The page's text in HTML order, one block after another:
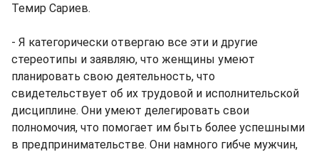
Темир Сариев.
- Я категорически отвергаю все эти и другие
стереотипы и заявляю, что женщины умеют
планировать свою деятельность, что
свидетельствует об их трудовой и исполнительской
дисциплине. Они умеют делегировать свои
полномочия, что помогает им быть более успешными
в предпринимательстве. Они намного гибче мужчин,